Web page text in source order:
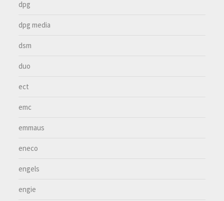
dpg
dpg media
dsm
duo
ect
emc
emmaus
eneco
engels
engie